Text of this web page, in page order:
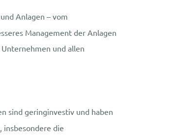
Anlagen – vom
Management der Anlagen
und allen
sind geringinvestiv und haben
insbesondere die